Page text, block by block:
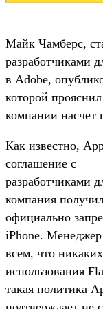
Майк Чамберс,
разработчиками
в Adobe,
которой
компании насчет
Как известно,
соглашение с
разработчиками
компания
официально
iPhone.
всем, что
использования
такая политика